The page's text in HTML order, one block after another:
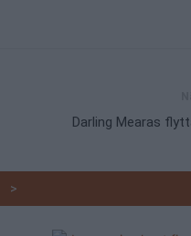
Darling Mearas
>